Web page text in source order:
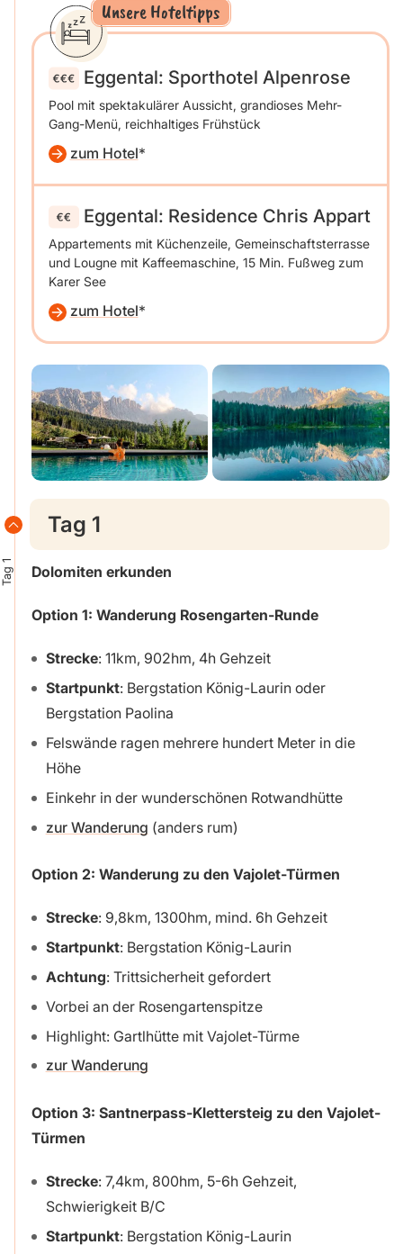
Unsere Hoteltipps
Eggental: Sporthotel Alpenrose
Pool mit spektakulärer Aussicht, grandioses Mehr-
Gang-Menü, reichhaltiges Frühstück
zum Hotel
Eggental: Residence Chris Appart
Appartements mit Küchenzeile, Gemeinschaftsterrasse
und Lougne mit Kaffeemaschine, 15 Min. Fußweg zum
Karer See
zum Hotel
Tag 1
Tag 1
Dolomiten erkunden
Option 1: Wanderung Rosengarten-Runde
Strecke: 11km, 902hm, 4h Gehzeit
Startpunkt: Bergstation König-Laurin oder
Bergstation Paolina
Felswände ragen mehrere hundert Meter in die
Höhe
Einkehr in der wunderschönen Rotwandhütte
zur Wanderung (anders rum)
Option 2: Wanderung zu den Vajolet-Türmen
Strecke: 9,8km, 1300hm, mind. 6h Gehzeit
Startpunkt: Bergstation König-Laurin
Achtung: Trittsicherheit gefordert
Vorbei an der Rosengartenspitze
Highlight: Gartlhütte mit Vajolet-Türme
zur Wanderung
Option 3: Santnerpass-Klettersteig zu den Vajolet-
Türmen
Strecke: 7,4km, 800hm, 5-6h Gehzeit,
Schwierigkeit B/C
Startpunkt: Bergstation König-Laurin